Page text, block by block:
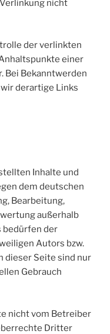
nicht
der verlinkten
einer
Bei Bekanntwerden
derartige Links
Inhalte und
dem deutschen
Bearbeitung,
außerhalb
bedürfen der
Autors bzw.
dieser Seite sind nur
Gebrauch
nicht vom Betreiber
Dritter